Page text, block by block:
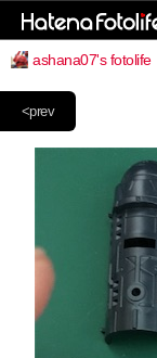
ashana07's fotolife
<prev